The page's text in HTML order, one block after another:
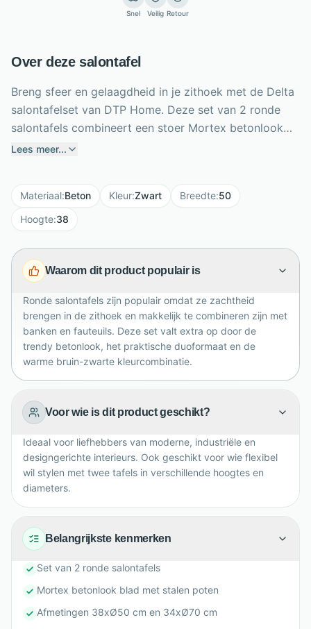
Snel Veilig Retour
Over deze salontafel
Breng sfeer en gelaagdheid in je zithoek met de Delta
salontafelset van DTP Home. Deze set van 2 ronde
salontafels combineert een stoer Mortex betonlook
blad met slanke stalen poten, waardoor een moderne
elkaar of apart door de ruimte. De warme Fudge
bruine tint en Pepper zwarte accenten zorgen voor
woonaccessoires of een stijlvol dienblad. Dankzij de
ronde vorm oogt de set luchtig en toegankelijk in
Lees meer...
Materiaal:Beton Kleur:Zwart Breedte:50
Hoogte:38
Waarom dit product populair is
Ronde salontafels zijn populair omdat ze zachtheid
brengen in de zithoek en makkelijk te combineren zijn met
banken en fauteuils. Deze set valt extra op door de
trendy betonlook, het praktische duoformaat en de
warme bruin-zwarte kleurcombinatie.
Voor wie is dit product geschikt?
Ideaal voor liefhebbers van moderne, industriële en
designgerichte interieurs. Ook geschikt voor wie flexibel
wil stylen met twee tafels in verschillende hoogtes en
diameters.
Belangrijkste kenmerken
Set van 2 ronde salontafels
Mortex betonlook blad met stalen poten
Afmetingen 38xØ50 cm en 34xØ70 cm